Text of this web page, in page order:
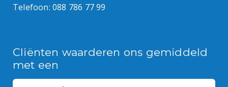
Telefoon: 088 786 77 99
Cliënten waarderen ons gemiddeld
met een